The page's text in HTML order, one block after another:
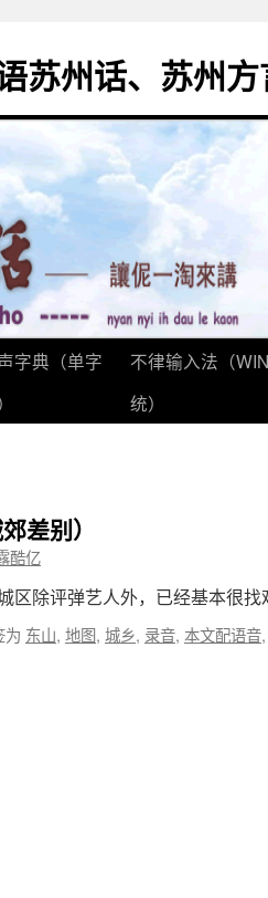
苏州话、苏州
字典（单字
不律输入法（
统）
差别）
酷亿
区除评弹艺人外，已经基本很
为 东山, 地图, 城乡, 录音, 本文配语音